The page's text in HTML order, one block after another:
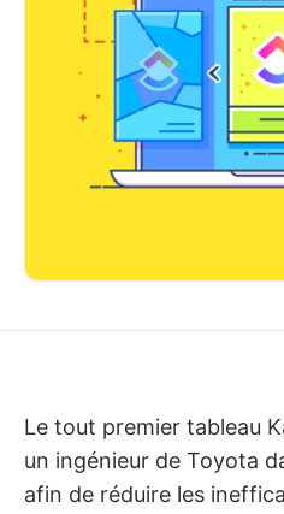
Le tout premier tableau
un ingénieur de Toyota
afin de réduire les